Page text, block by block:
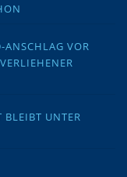
ANSCHLAG VOR
BLEIBT UNTER